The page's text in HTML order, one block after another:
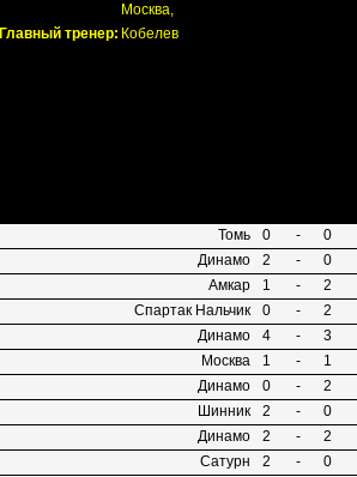
Москва,
Главный тренер: Кобелев
Томь 0 - 0
Динамо 2 - 0
Амкар 1 - 2
Спартак Нальчик 0 - 2
Динамо 4 - 3
Москва 1 - 1
Динамо 0 - 2
Шинник 2 - 0
Динамо 2 - 2
Сатурн 2 - 0